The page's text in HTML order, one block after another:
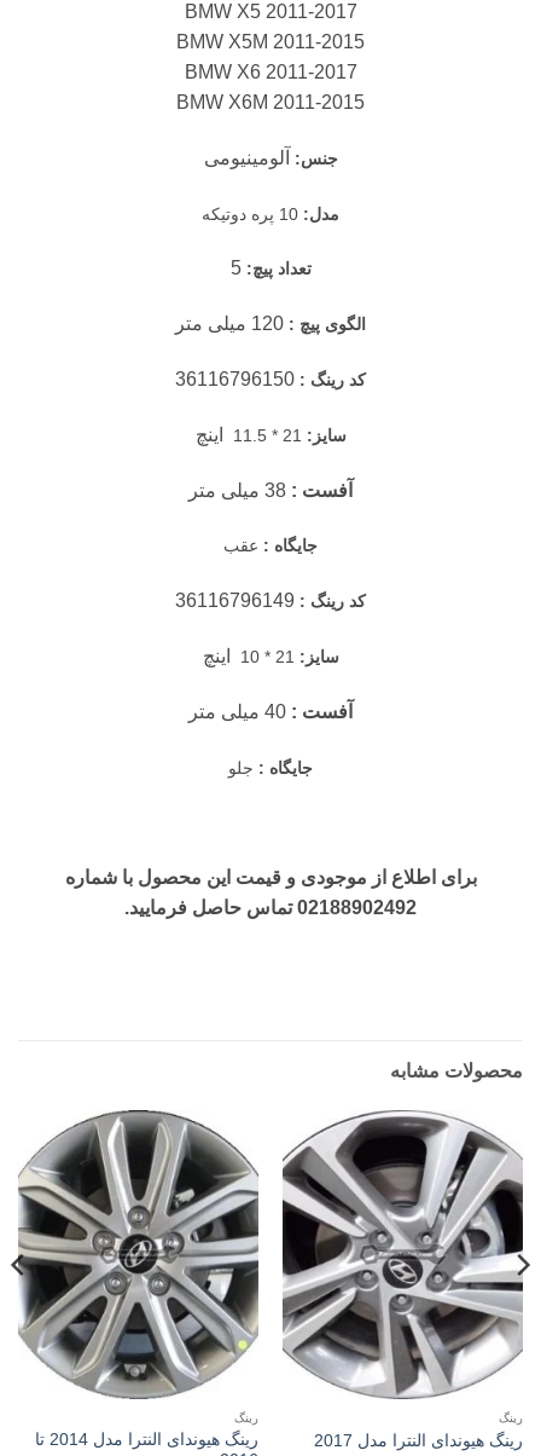
BMW X5 2011-2017
BMW X5M 2011-2015
BMW X6 2011-2017
BMW X6M 2011-2015
جنس: آلومینیومی
مدل:
تعداد پیچ: 5
الگوی پیچ : 120 میلی متر
کد رینگ :
سایز: 21 * 11.5 اینچ
آفست :
جایگاه : عقب
کد رینگ :
سایز: 21 * 10 اینچ
آفست :
جایگاه : جلو
برای اطلاع از موجودی و قیمت این محصول با شماره
02188902492 تماس حاصل فرمایید.
محصولات مشابه
رینگ
رینگ هیوندای النترا مدل 2017
رینگ
رینگ هیوندای النترا مدل 2014 تا